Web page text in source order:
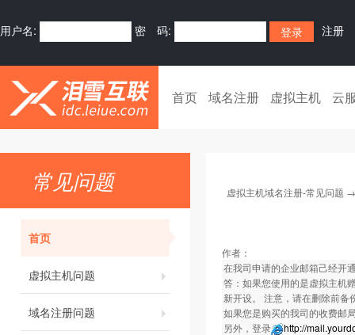
用户名: 密 码: 注册
首页 域名注册 虚拟主机 云
常见问题
首页
虚拟主机问题
域名注册问题
虚拟主机域名注册-常见问题
作者：
在我司申请的企业邮箱己经开
答：如果您使用的是虚拟主机
新开设。 注意，请在删除前备
如果您是购买的我司的收费邮
另外，登录
http://